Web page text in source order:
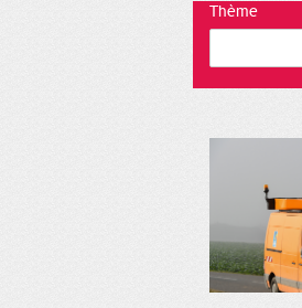
Thème